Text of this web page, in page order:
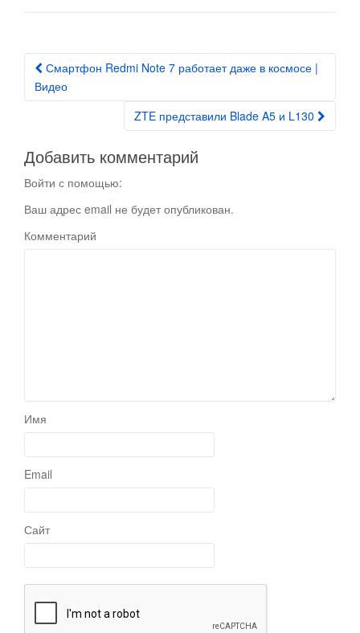
Post navigation
Смартфон Redmi Note 7 работает даже в космосе |
Видео
ZTE представили Blade A5 и L130
Добавить комментарий
Войти с помощью:
Ваш адрес email не будет опубликован.
Комментарий
Имя
Email
Сайт